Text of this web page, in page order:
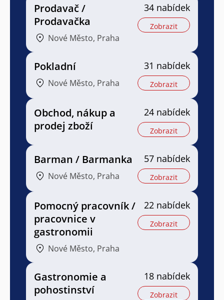
Prodavač /
Prodavačka
Nové Město, Praha
34 nabídek
Zobrazit
Pokladní
Nové Město, Praha
31 nabídek
Zobrazit
Obchod, nákup a
prodej zboží
24 nabídek
Zobrazit
Barman / Barmanka
Nové Město, Praha
57 nabídek
Zobrazit
Pomocný pracovník /
pracovnice v
gastronomii
Nové Město, Praha
22 nabídek
Zobrazit
Gastronomie a
pohostinství
18 nabídek
Zobrazit